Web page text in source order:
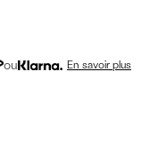
ou En savoir plus